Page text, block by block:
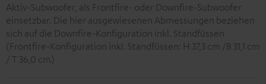
Aktiv-Subwoofer, als Frontfire- oder Downfire-Subwoofer
einsetzbar. Die hier ausgewiesenen Abmessungen beziehen
sich auf die Downfire-Konfiguration inkl. Standfüssen
(Frontfire-Konfiguration inkl. Standfüssen: H 37,3 cm /B 31,1 cm
/ T 36,0 cm)